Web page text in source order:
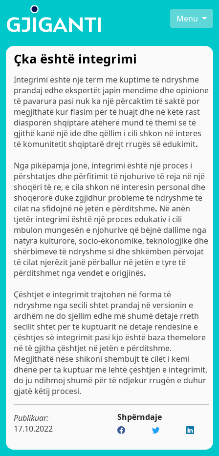
Menu
Çka është integrimi
Integrimi është një term me kuptime të ndryshme
prandaj edhe ekspertët japin mendime dhe opinione
të pavarura pasi nuk ka një përcaktim të saktë por
megjithatë kur flasim për të huajt dhe në këtë rast
diasporën shqiptare atëherë mund të themi se të
gjithë kanë një ide dhe qëllim i cili shkon në interes
të komunitetit shqiptarë drejt rrugës së edukimit.
Nga pikëpamja jonë, integrimi është një proces i
përshtatjes dhe përfitimit të njohurive të reja në një
shoqëri të re, e cila shkon në interesin personal dhe
shoqërorë duke zgjidhur probleme të ndryshme të
cilat na sfidojnë në jetën e përditshme. Në anën
tjetër integrimi është një proces edukativ i cili
mbulon mungesën e njohurive që bëjnë dallime nga
natyra kulturore, socio-ekonomike, teknologjike dhe
shërbimeve të ndryshme si dhe shkëmben përvojat
të cilat njerëzit janë përballur në jetën e tyre të
përditshmet nga vendet e origjinës.
Çështjet e integrimit trajtohen në forma të
ndryshme nga secili shtet prandaj në versionin e
ardhëm ne do sjellim edhe më shumë detaje rreth
secilit shtet për të kuptuarit në detaje rëndësinë e
çështjes së integrimit pasi kjo është baza themelore
në të gjitha çështjet në jetën e përditshme.
Megjithatë nëse shikoni shembujt të cilët i kemi
dhënë për ta kuptuar më lehtë çështjen e integrimit,
do ju ndihmoj shumë për të ndjekur rrugën e duhur
gjatë këtij procesi.
Publikuar:
17.10.2022
Shpërndaje